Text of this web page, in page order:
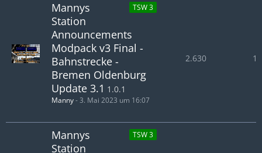
TSW 3
Mannys
Station
Announcements
Modpack v3 Final -
Bahnstrecke -
Bremen Oldenburg
Update 3.1 1.0.1
Manny-3. Mai 2023 um 16:07
2.630
TSW 3
Mannys
Station